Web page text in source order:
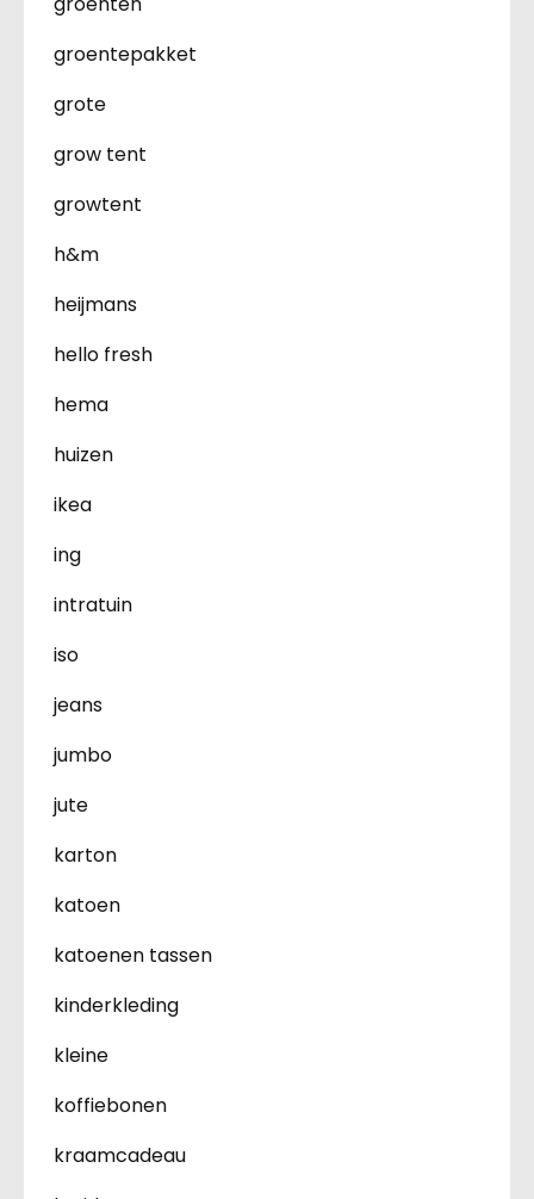
groentepakket
grote
grow tent
growtent
h&m
heijmans
hello fresh
hema
huizen
ikea
ing
intratuin
iso
jeans
jumbo
jute
karton
katoen
katoenen tassen
kinderkleding
kleine
koffiebonen
kraamcadeau